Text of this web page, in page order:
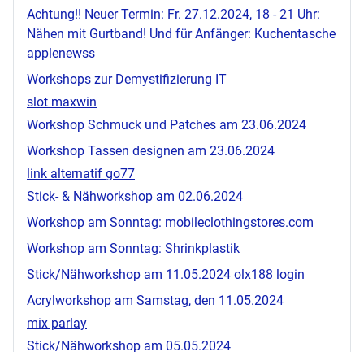
Achtung!! Neuer Termin: Fr. 27.12.2024, 18 - 21 Uhr:
Nähen mit Gurtband! Und für Anfänger: Kuchentasche
applenewss
Workshops zur Demystifizierung IT
slot maxwin
Workshop Schmuck und Patches am 23.06.2024
Workshop Tassen designen am 23.06.2024
link alternatif go77
Stick- & Nähworkshop am 02.06.2024
Workshop am Sonntag: mobileclothingstores.com
Workshop am Sonntag: Shrinkplastik
Stick/Nähworkshop am 11.05.2024 olx188 login
Acrylworkshop am Samstag, den 11.05.2024
mix parlay
Stick/Nähworkshop am 05.05.2024